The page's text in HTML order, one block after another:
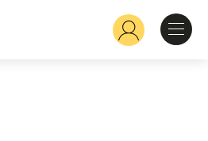
Hoofdnavigatie